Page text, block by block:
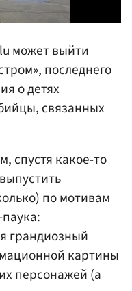
может выйти
последнего
о детях
связанных
спустя какое-то
по мотивам
грандиозный
картины
персонажей (а